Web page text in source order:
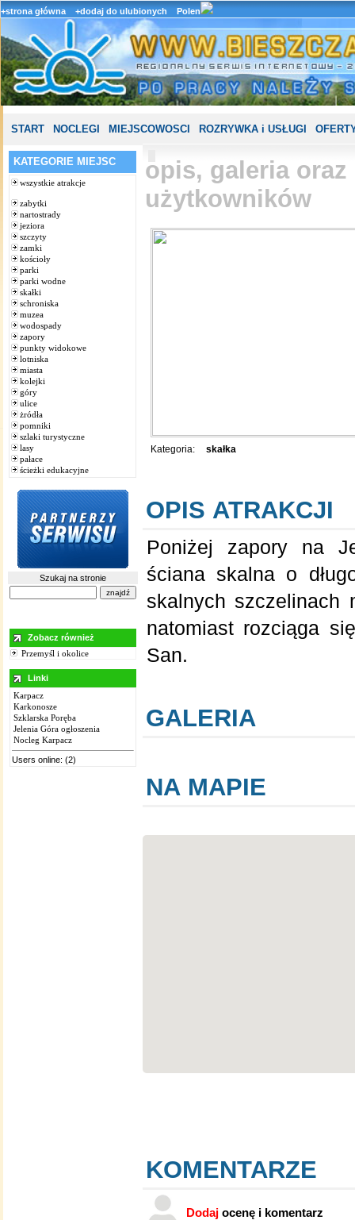
+strona główna +dodaj do ulubionych Polen
START NOCLEGI MIEJSCOWOSCI ROZRYWKA i USŁUGI
KATEGORIE MIEJSC
wszystkie atrakcje
zabytki
nartostrady
jeziora
szczyty
zamki
kościoły
parki
parki wodne
skałki
schroniska
muzea
wodospady
zapory
punkty widokowe
lotniska
miasta
kolejki
góry
ulice
żródła
pomniki
szlaki turystyczne
lasy
pałace
ścieżki edukacyjne
Szukaj na stronie
Zobacz również
Przemyśl i okolice
Linki
Karpacz
Karkonosze
Szklarska Poręba
Jelenia Góra ogłoszenia
Nocleg Karpacz
Users online: (2)
opis, galeria oraz
użytkowników
Kategoria: skałka
OPIS ATRAKCJI
Poniżej zapory na
ściana skalna o
skalnych szczelinach
natomiast rozciąga
San.
GALERIA
NA MAPIE
KOMENTARZE
Dodajocenę i komentarz